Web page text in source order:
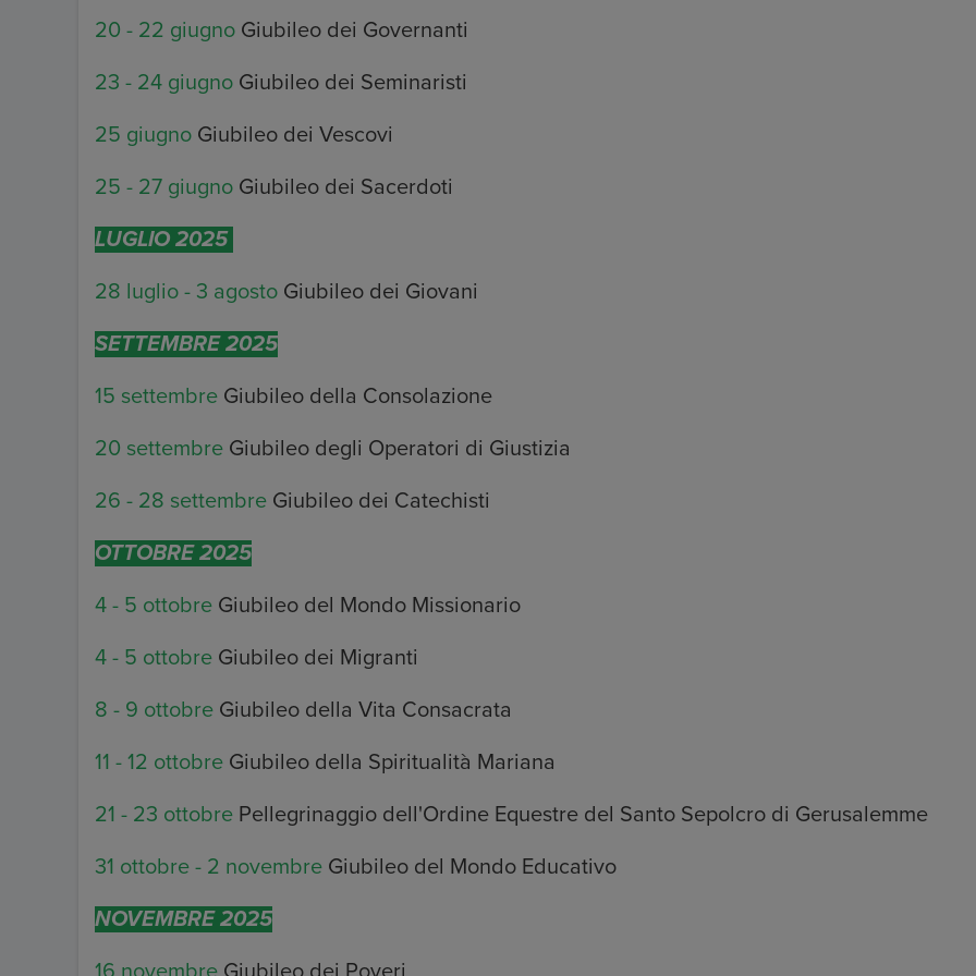
20 - 22 giugno Giubileo dei Governanti
23 - 24 giugno Giubileo dei Seminaristi
25 giugno Giubileo dei Vescovi
25 - 27 giugno Giubileo dei Sacerdoti
LUGLIO 2025
28 luglio - 3 agosto Giubileo dei Giovani
SETTEMBRE 2025
15 settembre Giubileo della Consolazione
20 settembre Giubileo degli Operatori di Giustizia
26 - 28 settembre Giubileo dei Catechisti
OTTOBRE 2025
4 - 5 ottobre Giubileo del Mondo Missionario
4 - 5 ottobre Giubileo dei Migranti
8 - 9 ottobre Giubileo della Vita Consacrata
11 - 12 ottobre Giubileo della Spiritualità Mariana
21 - 23 ottobre Pellegrinaggio dell'Ordine Equestre del Santo Sepolcro di Gerusalemme
31 ottobre - 2 novembre Giubileo del Mondo Educativo
NOVEMBRE 2025